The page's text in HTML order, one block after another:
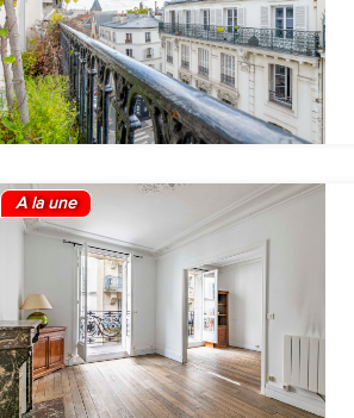
A la une